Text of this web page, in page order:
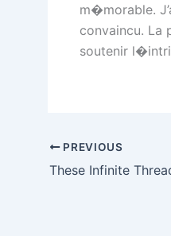
m�morable.
convaincu.
soutenir
PREVIOUS